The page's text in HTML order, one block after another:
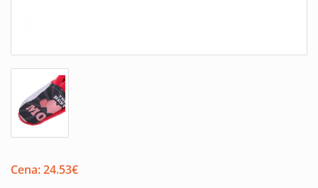
Cena:24.53€